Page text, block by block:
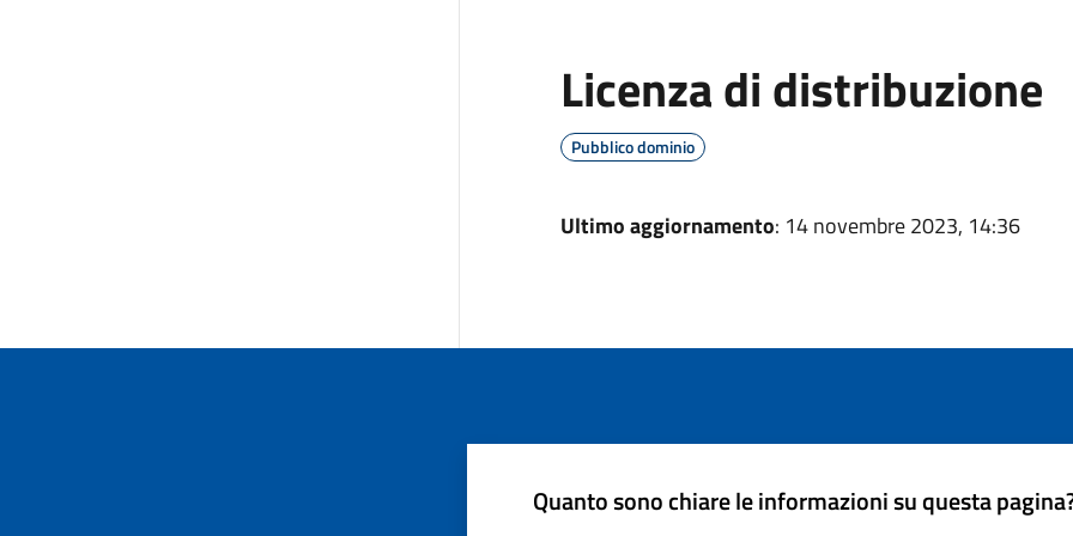
Licenza di distribuzione
Pubblico dominio
Ultimo aggiornamento: 14 novembre 2023, 14:36
Quanto sono chiare le informazioni su questa